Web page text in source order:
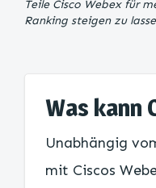
Teile Cisco Webex für
Ranking steigen zu
Was kann
Unabhängig
mit Ciscos